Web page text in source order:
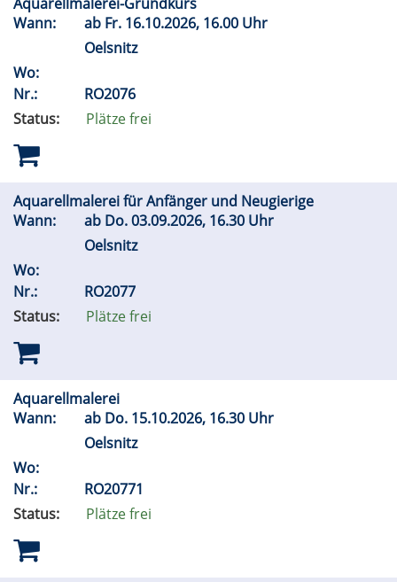
Wann:
ab Fr. 16.10.2026, 16.00 Uhr
Oelsnitz
Wo:
Nr.:
RO2076
Status:
Plätze frei
Aquarellmalerei für Anfänger und Neugierige
Wann:
ab Do.03.09.2026, 16.30 Uhr
Oelsnitz
Wo:
Nr.:
RO2077
Status:
Plätze frei
Aquarellmalerei
Wann:
ab Do. 15.10.2026, 16.30 Uhr
Oelsnitz
Wo:
Nr.:
RO20771
Status:
Plätze frei